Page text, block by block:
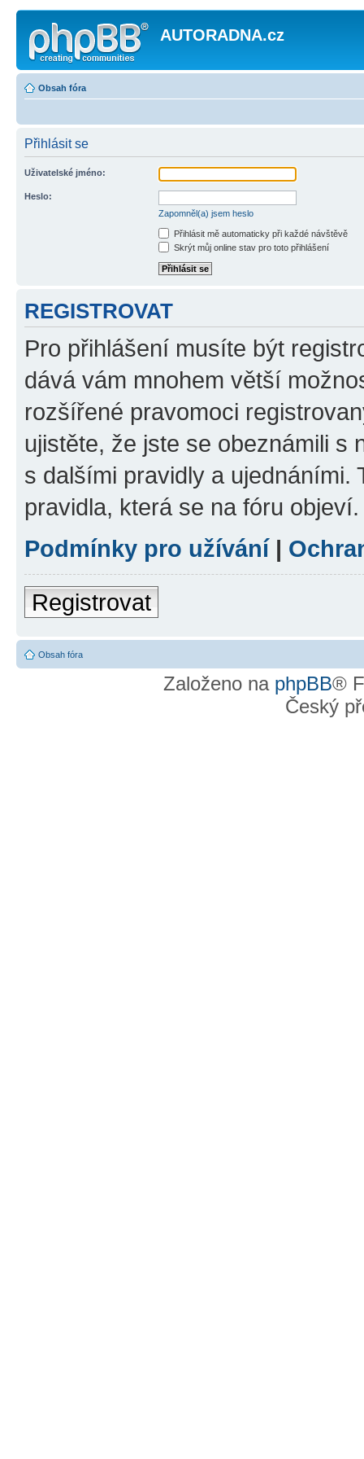
AUTORADNA.cz
Obsah fóra
Přihlásit se
Uživatelské jméno:
Heslo:
Zapomněl(a) jsem heslo
Přihlásit mě automaticky při každé návštěvě
Skrýt můj online stav pro toto přihlášení
REGISTROVAT
Pro přihlášení musíte být
dává vám mnohem větší
rozšířené pravomoci
ujistěte, že jste se obeznámili s
s dalšími pravidly a ujednáními.
pravidla, která se na fóru objeví.
Podmínky pro užívání|
Registrovat
Obsah fóra
Založeno na phpBB®
Český